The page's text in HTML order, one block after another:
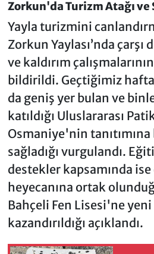
Zorkun'da Turizm Atağı ve
Yayla turizmini
Zorkun Yaylası’nda
ve kaldırım
bildirildi. Geçtiğimiz
da geniş yer bulan ve
katıldığı Uluslararası
Osmaniye'nin tanıtımına
sağladığı vurgulandı.
destekler kapsamında
heyecanına ortak
Bahçeli Fen Lisesi'ne yeni
kazandırıldığı açıklandı.